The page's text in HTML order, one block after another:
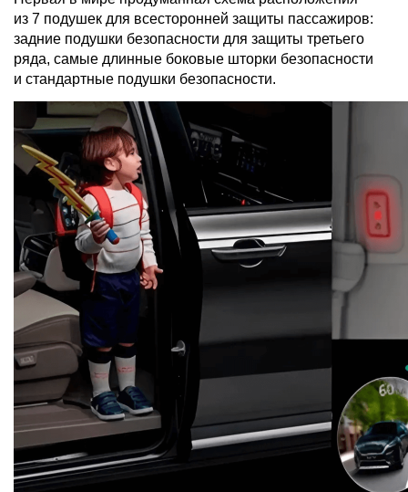
из 7 подушек для всесторонней защиты пассажиров:
задние подушки безопасности для защиты третьего
ряда, самые длинные боковые шторки безопасности
и стандартные подушки безопасности.